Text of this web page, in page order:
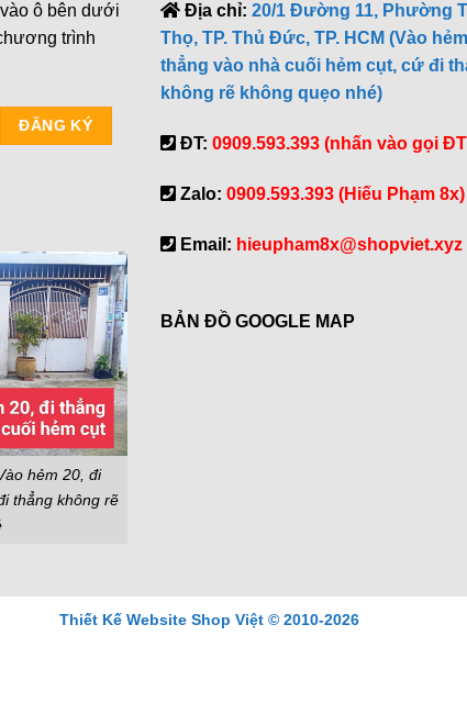
ô bên dưới
trình
hẻm 20, đi
thẳng không rẽ
Địa chỉ: 20/1 Đường 11, Phường
Thọ, TP. Thủ Đức, TP. HCM (Vào
thẳng vào nhà cuối hẻm cụt, cứ đi
không rẽ không quẹo nhé)
ĐT: 0909.593.393 (nhấn vào gọi
Zalo: 0909.593.393 (Hiếu Phạm 8x)
Email: hieupham8x@shopviet.xyz
BẢN ĐỒ GOOGLE MAP
Thiết Kế Website Shop Việt © 2010-2026